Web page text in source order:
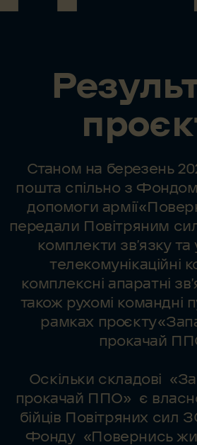
можливими видами
Станом на березень
пошта спільно з
допомоги армії
передали Повітряним
комплекти зв’язку та
телекомунікаційні
комплексні апаратні
також рухомі командні
рамках проєкту
прокачай
Оскільки складові
прокачай ППО» є
бійців Повітряних сил
Фонду «Повернись